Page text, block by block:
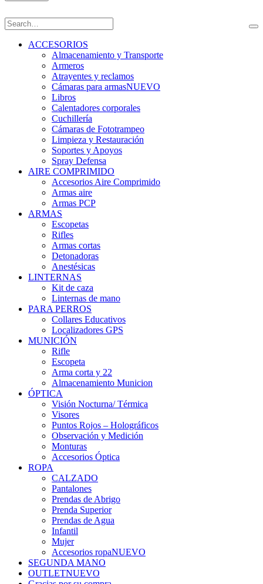
ACCESORIOS
Almacenamiento y Transporte
Armeros
Atrayentes y reclamos
Cámaras para armasNUEVO
Libros
Calentadores corporales
Cuchillería
Cámaras de Fototrampeo
Limpieza y Restauración
Soportes y Apoyos
Spray Defensa
AIRE COMPRIMIDO
Accesorios Aire Comprimido
Armas aire
Armas PCP
ARMAS
Escopetas
Rifles
Armas cortas
Detonadoras
Anestésicas
LINTERNAS
Kit de caza
Linternas de mano
PARA PERROS
Collares Educativos
Localizadores GPS
MUNICIÓN
Rifle
Escopeta
Arma corta y 22
Almacenamiento Municion
ÓPTICA
Visión Nocturna/ Térmica
Visores
Puntos Rojos – Holográficos
Observación y Medición
Monturas
Accesorios Óptica
ROPA
CALZADO
Pantalones
Prendas de Abrigo
Prenda Superior
Prendas de Agua
Infantil
Mujer
Accesorios ropaNUEVO
SEGUNDA MANO
OUTLETNUEVO